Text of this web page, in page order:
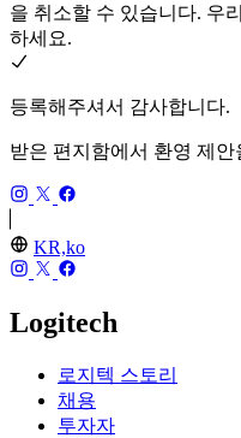
을 취소할 수 있습니다. 우
하세요.
등록해주셔서 감사합니다.
받은 편지함에서 환영 제안
KR,ko
Logitech
로지텍 스토리
채용
투자자